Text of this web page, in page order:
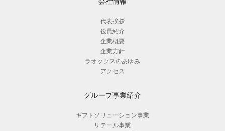
代表挨拶
役員紹介
企業概要
企業方針
ラオックスのあゆみ
アクセス
グループ事業紹介
ギフトソリューション事業
リテール事業